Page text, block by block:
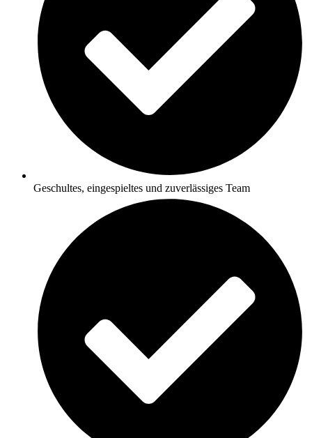
Geschultes, eingespieltes und zuverlässiges Team